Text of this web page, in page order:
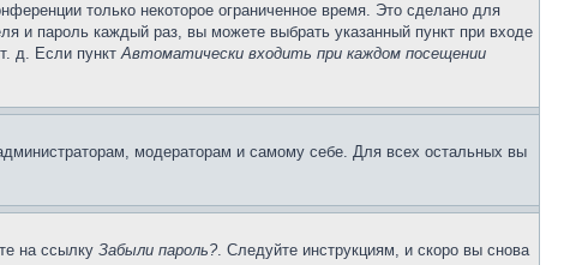
только некоторое ограниченное время. Это сделано для
и пароль каждый раз, вы можете выбрать указанный пункт при входе
д. Если пунктАвтоматически входить при каждом посещении
модераторам и самому себе. Для всех остальных вы
на ссылку Забыли пароль?. Следуйте инструкциям, и скоро вы снова